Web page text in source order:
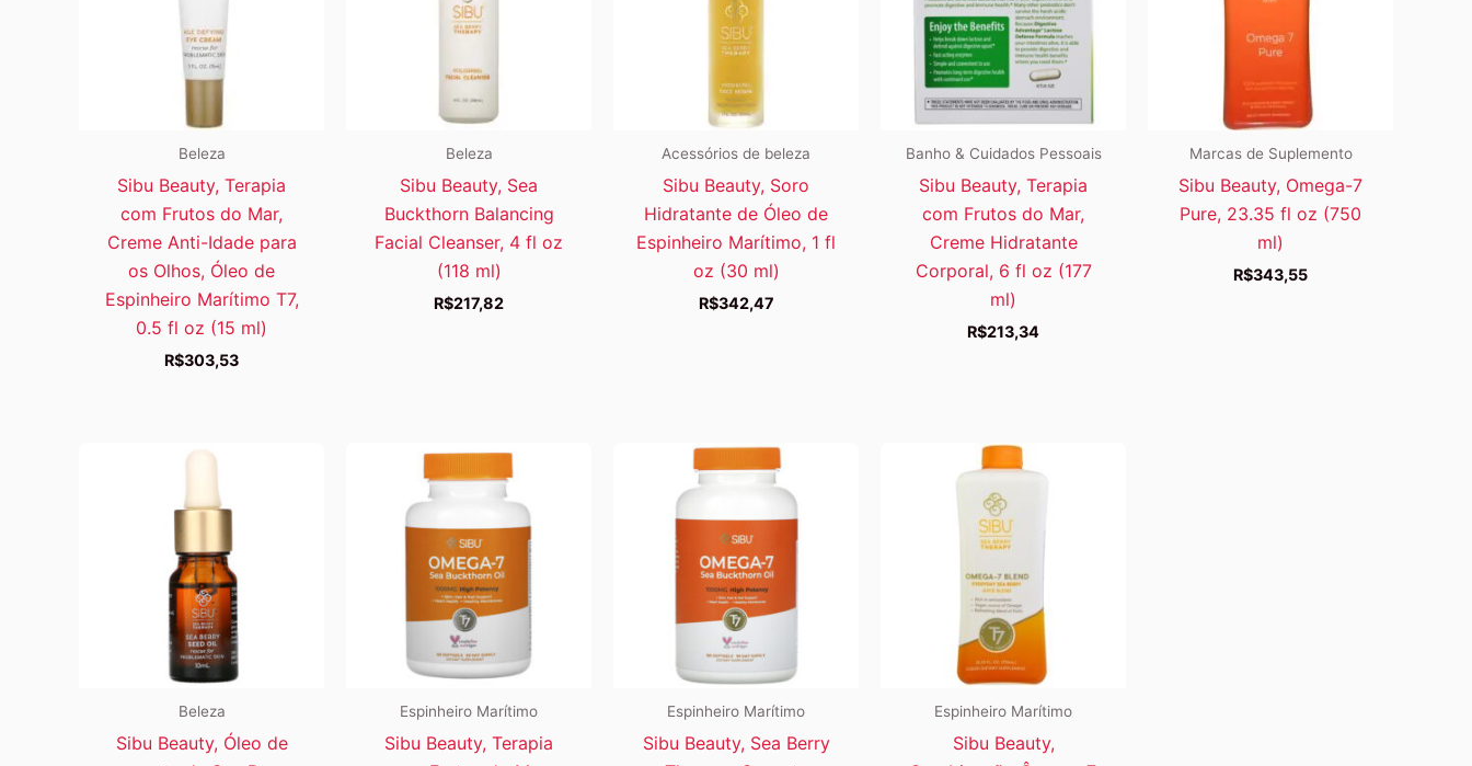
Beleza
Sibu Beauty, Terapia
com Frutos do Mar,
Creme Anti-Idade para
os Olhos, Óleo de
Espinheiro Marítimo T7,
0.5 fl oz (15 ml)
R$303,53
Beleza
Sibu Beauty, Sea
Buckthorn Balancing
Facial Cleanser, 4 fl oz
(118 ml)
R$217,82
Acessórios de beleza
Sibu Beauty, Soro
Hidratante de Óleo de
Espinheiro Marítimo, 1 fl
oz (30 ml)
R$342,47
Banho & Cuidados Pessoais
Sibu Beauty, Terapia
com Frutos do Mar,
Creme Hidratante
Corporal, 6 fl oz (177
ml)
R$213,34
Marcas de Suplemento
Sibu Beauty, Omega-7
Pure, 23.35 fl oz (750
ml)
R$343,55
Beleza
Sibu Beauty, Óleo de
Espinheiro Marítimo
Sibu Beauty, Terapia
Espinheiro Marítimo
Sibu Beauty, Sea Berry
Espinheiro Marítimo
Sibu Beauty,